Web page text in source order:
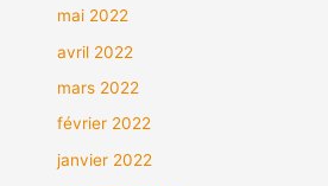
mai 2022
avril 2022
mars 2022
février 2022
janvier 2022